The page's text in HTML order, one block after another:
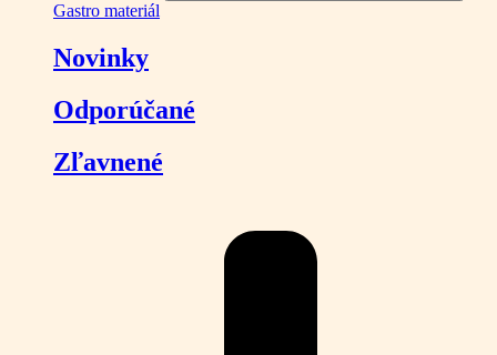
Gastro materiál
Novinky
Odporúčané
Zľavnené